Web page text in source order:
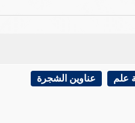
علم عناوين الشجرة